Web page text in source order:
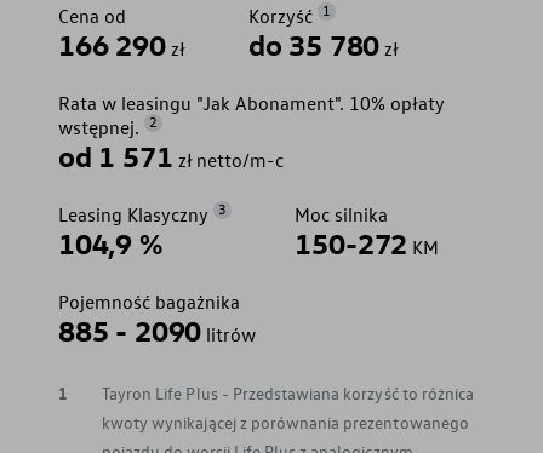
Cena od
166 290 zł
Korzyść 1
do 35 780 zł
Rata w leasingu "Jak Abonament". 10% opłaty
wstępnej.
2
od 1 571 zł netto/m-c
Leasing Klasyczny 3
104,9 %
Moc silnika
150-272 KM
Pojemność bagażnika
885 - 2090 litrów
1
Tayron Life Plus - Przedstawiana korzyść to różnica
kwoty wynikającej z porównania prezentowanego